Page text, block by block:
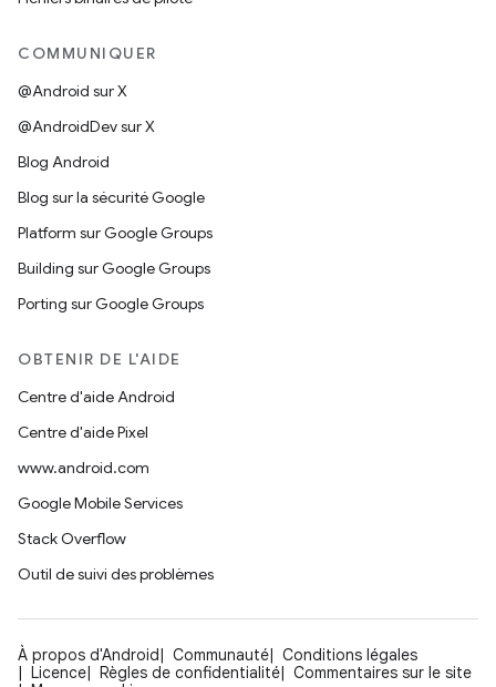
COMMUNIQUER
@Android sur X
@AndroidDev sur X
Blog Android
Blog sur la sécurité Google
Platform sur Google Groups
Building sur Google Groups
Porting sur Google Groups
OBTENIR DE L'AIDE
Centre d'aide Android
Centre d'aide Pixel
www.android.com
Google Mobile Services
Stack Overflow
Outil de suivi des problèmes
À propos d'Android Communauté
Conditions légales
Licence
Règles de confidentialité
Commentaires sur le site